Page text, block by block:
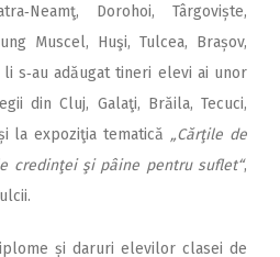
Dorohoi, Târgoviște,
Muscel, Huşi, Tulcea, Brașov,
s‑au adăugat tineri elevi ai unor
din Cluj, Galaţi, Brăila, Tecuci,
la expoziţia tematică „Cărţile de
credinţei şi pâine pentru suflet“,
și daruri elevilor clasei de